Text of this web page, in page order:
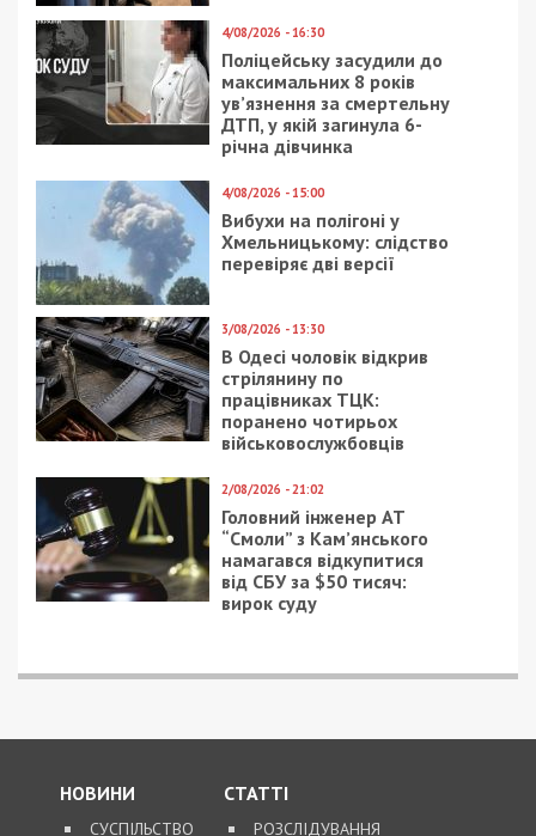
4/08/2026 - 16:30
Поліцейську засудили до
максимальних 8 років
ув’язнення за смертельну
ДТП, у якій загинула 6-
річна дівчинка
4/08/2026 - 15:00
Вибухи на полігоні у
Хмельницькому: слідство
перевіряє дві версії
3/08/2026 - 13:30
В Одесі чоловік відкрив
стрілянину по
працівниках ТЦК:
поранено чотирьох
військовослужбовців
2/08/2026 - 21:02
Головний інженер АТ
“Смоли” з Кам’янського
намагався відкупитися
від СБУ за $50 тисяч:
вирок суду
НОВИНИ
СУСПІЛЬСТВО
СТАТТІ
РОЗСЛІДУВАННЯ